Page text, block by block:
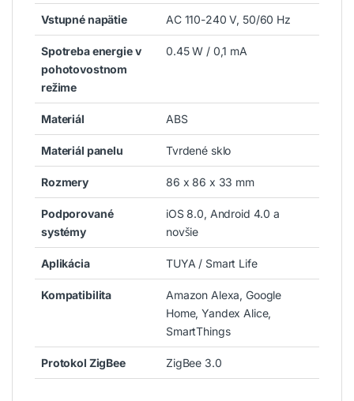
Vstupné napätie AC 110-240 V, 50/60 Hz
Spotreba energie v
pohotovostnom
režime
0.45 W / 0,1 mA
Materiál ABS
Materiál panelu Tvrdené sklo
Rozmery 86 x 86 x 33 mm
Podporované
systémy
iOS 8.0, Android 4.0 a
novšie
Aplikácia TUYA / Smart Life
Kompatibilita
Amazon Alexa, Google
Home, Yandex Alice,
SmartThings
Protokol ZigBee ZigBee 3.0